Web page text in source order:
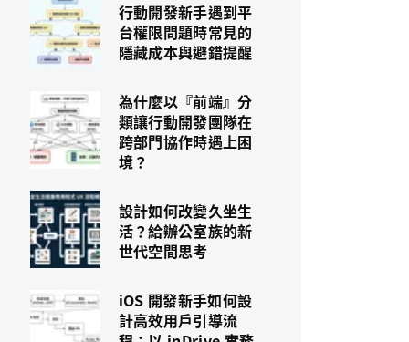
行動開發新手遇到平
台權限問題時常見的
隱藏成本與避錯提醒
為什麼以『前端』分
類讓行動開發團隊在
跨部門協作時遇上困
境？
設計如何改變久坐生
活？給辦公室族的新
世代空間思考
iOS 開發新手如何設
計高效用戶引導流